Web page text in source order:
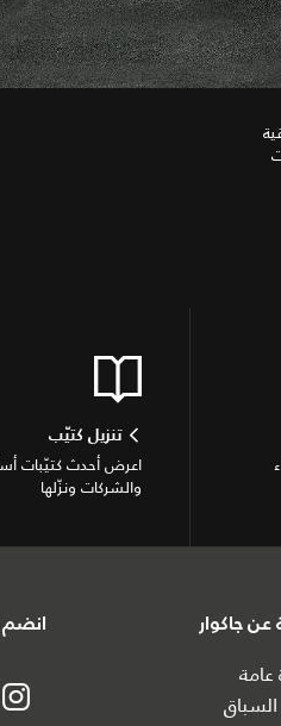
تنزيل كتيّب
اعرض أحدث كتيّبات
والشركات ونزّلها
عن جاكوار
عامة
انضم